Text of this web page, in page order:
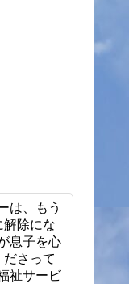
は、もう
解除にな
息子を心
さって
祉サービ